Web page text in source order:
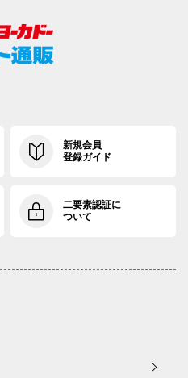
新規会員
登録ガイド
二要素認証に
ついて